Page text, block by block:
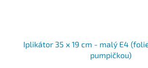
Iplikátor 35 x 19 cm - malý E4
pumpičkou)